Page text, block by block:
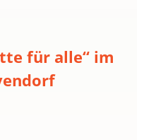
für alle“ im